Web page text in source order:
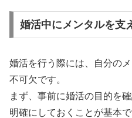
婚活中にメンタルを支
婚活を行う際には、自分の
不可欠です。
まず、事前に婚活の目的を
明確にしておくことが基本で